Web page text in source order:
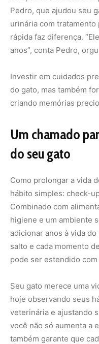
Pedro, que ajudou seu
urinária com tratamento
rápida faz diferença.
anos”, conta Pedro,
Investir em cuidados
do gato, mas também
criando memórias
Um chamado
do seu gato
Como prolongar a vida
hábito simples: check-
Combinado com
higiene e um ambiente
adicionar anos à vida
salto e cada momento
pode ser estendido com
Seu gato merece uma
hoje observando seus
veterinária e ajustando
você não só aumenta a
também garante que